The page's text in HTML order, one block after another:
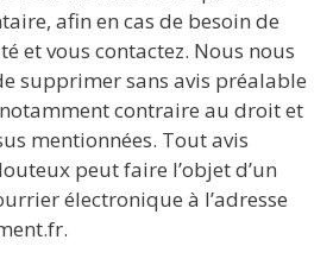
afin en cas de besoin de
et vous contactez. Nous nous
supprimer sans avis préalable
contraire au droit et
mentionnées. Tout avis
peut faire l’objet d’un
électronique à l’adresse